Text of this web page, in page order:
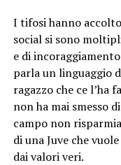
I tifosi hanno
social si sono
e di
parla un linguaggio
ragazzo che ce l’ha
non ha mai smesso
campo non
di una Juve che
dai valori veri.